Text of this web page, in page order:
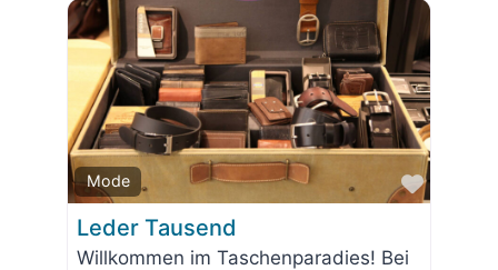
Mode
Favorit
Leder Tausend
Willkommen im Taschenparadies! Bei